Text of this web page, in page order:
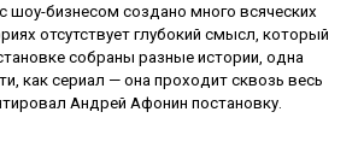
шоу-бизнесом создано много всяческих
отсутствует глубокий смысл, который
собраны разные истории, одна
как сериал — она проходит сквозь весь
Андрей Афонин постановку.